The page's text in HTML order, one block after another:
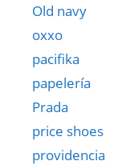
Old navy
oxxo
pacifika
papelería
Prada
price shoes
providencia